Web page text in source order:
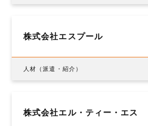
株式会社エスプール
人材（派遣・紹介）
株式会社エル・ティー・エス